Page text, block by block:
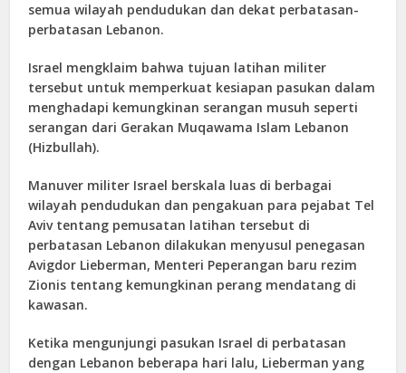
semua wilayah pendudukan dan dekat perbatasan-
perbatasan Lebanon.
Israel mengklaim bahwa tujuan latihan militer
tersebut untuk memperkuat kesiapan pasukan dalam
menghadapi kemungkinan serangan musuh seperti
serangan dari Gerakan Muqawama Islam Lebanon
(Hizbullah).
Manuver militer Israel berskala luas di berbagai
wilayah pendudukan dan pengakuan para pejabat Tel
Aviv tentang pemusatan latihan tersebut di
perbatasan Lebanon dilakukan menyusul penegasan
Avigdor Lieberman, Menteri Peperangan baru rezim
Zionis tentang kemungkinan perang mendatang di
kawasan.
Ketika mengunjungi pasukan Israel di perbatasan
dengan Lebanon beberapa hari lalu, Lieberman yang